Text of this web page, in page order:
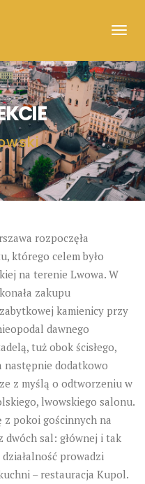
rozpoczęła
którego celem było
na terenie Lwowa. W
zakupu
kamienicy przy
dawnego
tuż obok ścisłego,
następnie dodatkowo
z myślą o odtworzeniu w
lwowskiego salonu.
z pokoi gościnnych na
dwóch sal: głównej i tak
prowadzi
– restauracja Kupol.